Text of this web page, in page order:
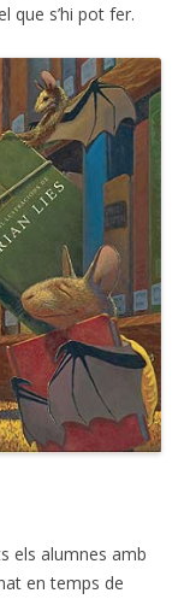
que s’hi pot fer.
els alumnes amb
en temps de